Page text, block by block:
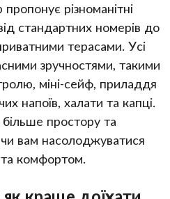
різноманітні
стандартних номерів до
терасами. Усі
зручностями, такими
міні-сейф, приладдя
напоїв, халати та капці.
простору та
вам насолоджуватися
комфортом.